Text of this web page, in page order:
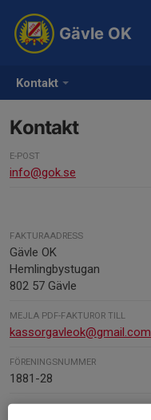
Kontakt
Gävle OK
Kontakt
E-POST
info@gok.se
FAKTURAADRESS
Gävle OK
Hemlingbystugan
802 57 Gävle
MEJLA PDF-FAKTUROR TILL
kassorgavleok@gmail.com
FÖRENINGSNUMMER
1881-28
ORG. NUMMER